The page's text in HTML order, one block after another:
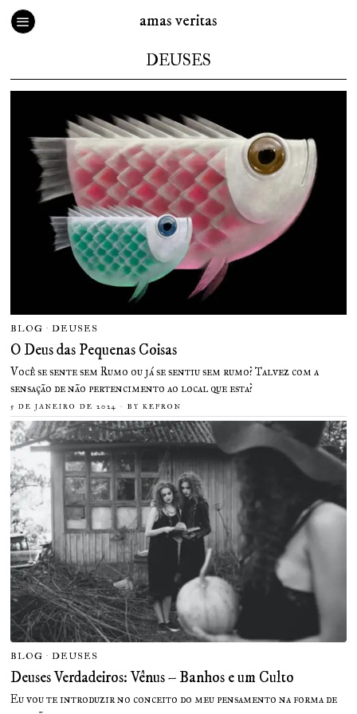
amas veritas
DEUSES
BLOG · DEUSES
O Deus das Pequenas Coisas
Você se sente sem Rumo ou já se sentiu sem rumo? Talvez com a
sensação de não pertencimento ao local que esta?
5 DE JANEIRO DE 2024 BY KEFRON
BLOG · DEUSES
Deuses Verdadeiros: Vênus – Banhos e um Culto
Eu vou te introduzir no conceito do meu pensamento na forma de